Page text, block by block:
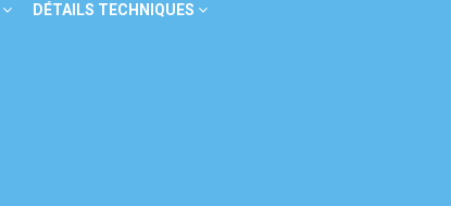
DÉTAILS TECHNIQUES